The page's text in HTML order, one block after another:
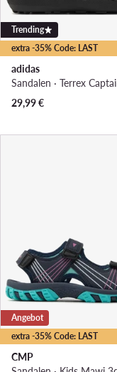
extra -35% Code: LAST
Trending
adidas
29,99€
extra -35% Code: LAST
Angebot
CMP